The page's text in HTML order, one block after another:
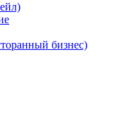
бизнес)